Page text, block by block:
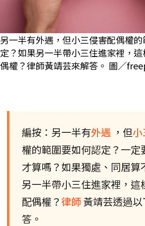
另一半有外遇，但小三侵害配偶權
定？如果另一半帶小三住進家裡，
偶權？律師黃靖芸來解答。 圖／
編按：另一半有外遇 ，但小
權的範圍要如何認定？一定
才算嗎？如果獨處、同居算
另一半帶小三住進家裡，這
配偶權？律師黃靖芸透過
答。